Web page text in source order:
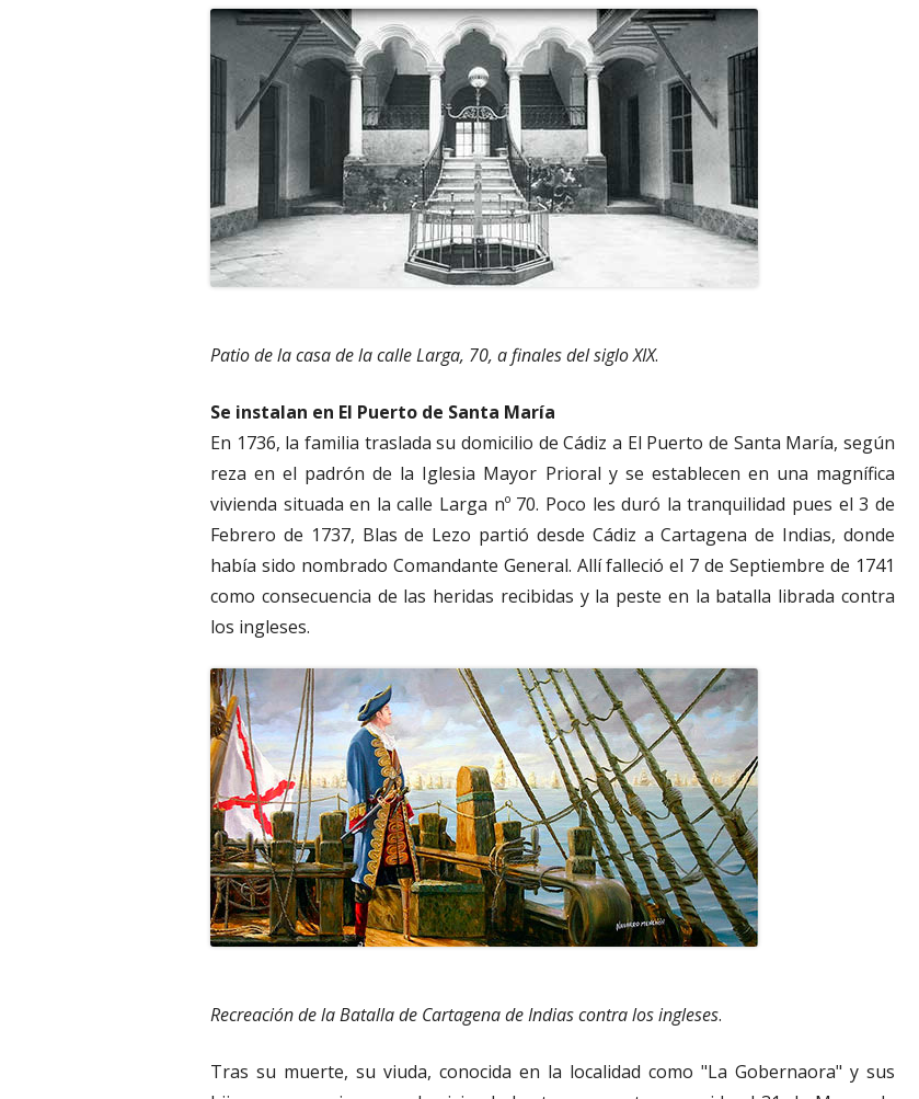
Patio de la casa de la calle Larga, 70, a finales del siglo XIX.
Se instalan en El Puerto de Santa María
En 1736, la familia traslada su domicilio de Cádiz a El Puerto de Santa María, según
reza en el padrón de la Iglesia Mayor Prioral y se establecen en una magnífica
vivienda situada en la calle Larga nº 70. Poco les duró la tranquilidad pues el 3 de
Febrero de 1737, Blas de Lezo partió desde Cádiz a Cartagena de Indias, donde
había sido nombrado Comandante General. Allí falleció el 7 de Septiembre de 1741
como consecuencia de las heridas recibidas y la peste en la batalla librada contra
los ingleses.
Recreación de la Batalla de Cartagena de Indias contra los ingleses.
Tras su muerte, su viuda, conocida en la localidad como "La Gobernaora" y sus